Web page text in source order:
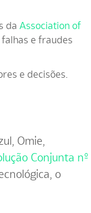
daAssociation of
e fraudes
e decisões.
Omie,
Conjunta nº
o